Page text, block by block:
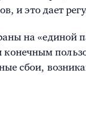
и это дает
на
сбои,